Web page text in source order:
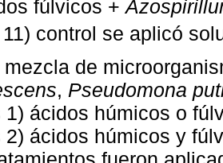
fúlvicos +
control se aplicó
mezcla de
, Pseudomona
1) ácidos húmicos o
2) ácidos húmicos y